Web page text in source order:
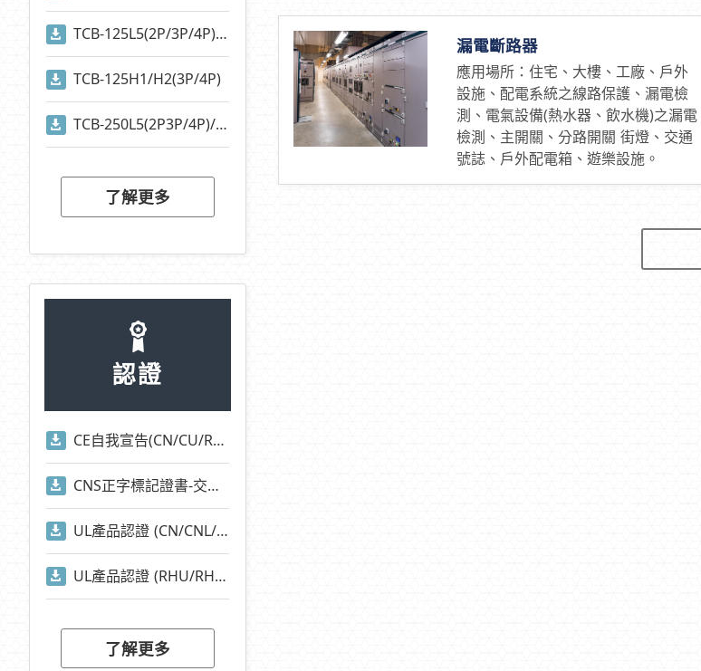
TCB-125L5(2P/3P/4P)/TCB-125S1(2P/3P/4P)
TCB-125H1/H2(3P/4P)
TCB-250L5(2P3P/4P)/TCB-250S1(2P/3P/4P)
了解更多
認證
CE自我宣告(CN/CU/RHU/RHN/CNA/CUA/EOCR/EUCR系列)
CNS正字標記證書-交流電磁開關-適用標準2930)
UL產品認證 (CN/CNL/CU/CUL/CNA/CNI/CNE/RAN/RAM等系列)
UL產品認證 (RHU/RHN系列)
了解更多
漏電斷路器
應用場所：住宅、大樓、工廠、戶外
設施、配電系統之線路保護、漏電檢
測、電氣設備(熱水器、飲水機)之漏電
檢測、主開關、分路開關 街燈、交通
號誌、戶外配電箱、遊樂設施。